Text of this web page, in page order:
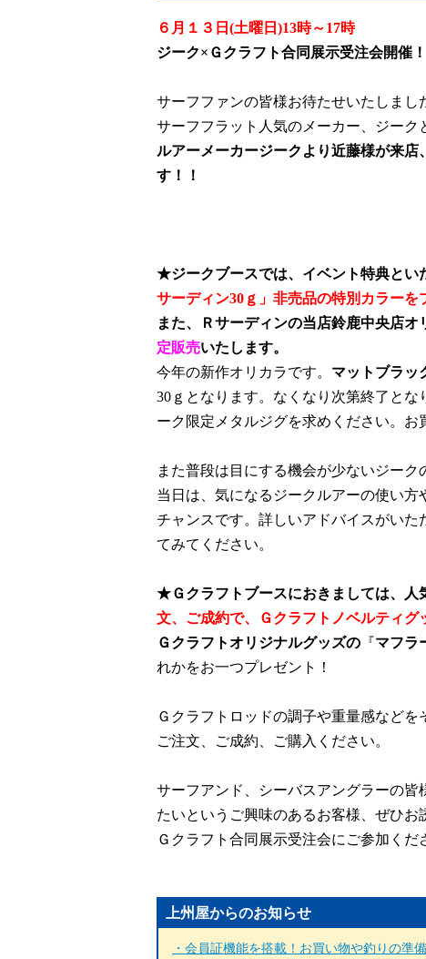
６月１３日 (土曜日 )13時～17時
ジーク× Ｇクラフト合同展示受注会開催！
サーフファンの皆様お待たせいたしまし
サーフフラット人気のメーカー、
ジーク
ルアーメーカージークより近藤様が来
す！！
★ジークブースでは、イベント特典とい
サーディン30 ｇ」非売品の特別カラーを
また、Ｒサーディンの当店鈴鹿中央店オ
定販売いたします。
今年の新作オリカラです。 マットブラッ
30 ｇとなります。なくなり次第終了と
ーク限定メタルジグを求めください。 お
また普段は目にする機会が少ないジーク
当日は、気になるジークルアーの使い
チャンスです。 詳しいアドバイスがいた
てみてください。
★Ｇクラフトブースにおきましては、人
文、ご成約で、Ｇクラフトノベルティグ
Ｇクラフトオリジナルグッズの 『マフラ
れかをお一つプレゼント！
Ｇクラフトロッドの調子や重量感などを
ご注文、ご成約、ご購入ください。
サーフアンド、シーバスアングラーの
たいというご興味のあるお客様、ぜひお
Ｇクラフト合同展示受注会に ご参加くだ
上州屋からのお知らせ
・会員証機能を搭載！お買い物や釣りの準